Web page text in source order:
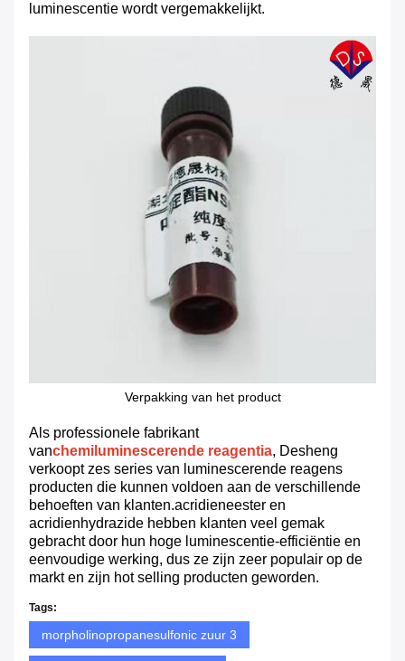
luminescentie wordt vergemakkelijkt.
Verpakking van het product
Als professionele fabrikant
vanchemiluminescerende reagentia, Desheng
verkoopt zes series van luminescerende reagens
producten die kunnen voldoen aan de verschillende
behoeften van klanten.acridieneester en
acridienhydrazide hebben klanten veel gemak
gebracht door hun hoge luminescentie-efficiëntie en
eenvoudige werking, dus ze zijn zeer populair op de
markt en zijn hot selling producten geworden.
Tags:
morpholinopropanesulfonic zuur 3